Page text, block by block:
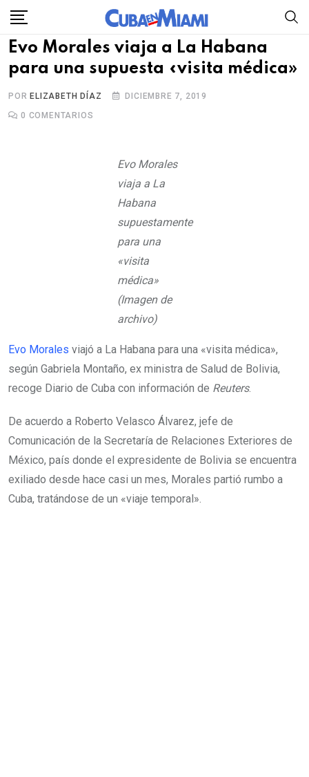
Skip
content
Evo Morales viaja a La Habana
para una supuesta «visita médica»
POR ELIZABETH DÍAZ
DICIEMBRE 7, 2019
0 COMENTARIOS
Evo Morales
viaja a La
Habana
supuestamente
para una
«visita
médica»
(Imagen de
archivo)
Evo Morales viajó a La Habana para una «visita médica»,
según Gabriela Montaño, ex ministra de Salud de Bolivia,
recoge Diario de Cuba con información de Reuters.
De acuerdo a Roberto Velasco Álvarez, jefe de
Comunicación de la Secretaría de Relaciones Exteriores de
México, país donde el expresidente de Bolivia se encuentra
exiliado desde hace casi un mes, Morales partió rumbo a
Cuba, tratándose de un «viaje temporal».